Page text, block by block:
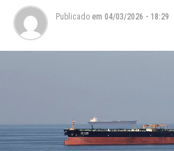
Publicado em 04/03/2026 - 18:29